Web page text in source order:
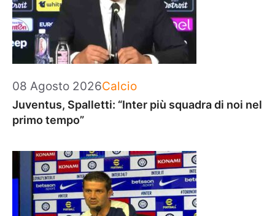
08 Agosto 2026Categorie
Calcio
Juventus, Spalletti: “Inter più squadra di noi nel
primo tempo”